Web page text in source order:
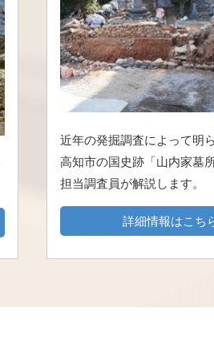
近年の発掘調査によって明
高知市の国史跡「山内家墓
担当調査員が解説します。
詳細情報はこち